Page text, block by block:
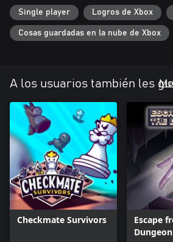
Single player Logros de Xbox
Cosas guardadas en la nube de Xbox
A los usuarios también les
Checkmate Survivors
Escape